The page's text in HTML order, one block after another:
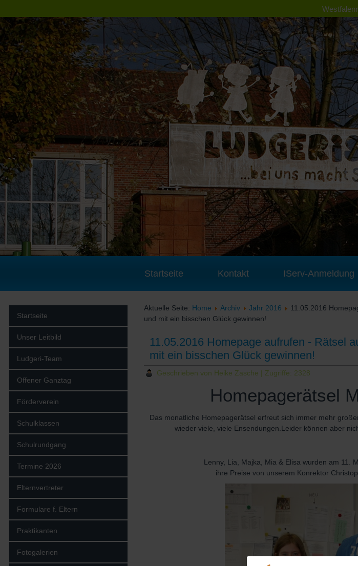
Startseite Kontakt IServ-Anmeldung
Startseite
Unser Leitbild
Ludgeri-Team
Offener Ganztag
Förderverein
Schulklassen
Schulrundgang
Termine 2026
Elternvertreter
Formulare f. Eltern
Praktikanten
Fotogalerien
Aktuelle Seite: Home Archiv Jahr 2016
11.05.2016
und mit ein bisschen Glück gewinnen!
11.05.2016 Homepage aufrufen - Rätsel
mit ein bisschen Glück gewinnen!
Geschrieben von Heike Zasche | Zugriffe: 2328
Homepagerätsel
Das monatliche Homepagerätsel erfreut sich immer mehr
wieder viele, viele Ensendungen.Leider können aber
Lenny, Lia, Majka, Mia & Elisa wurden am 11.
ihre Preise von unserem Konrektor